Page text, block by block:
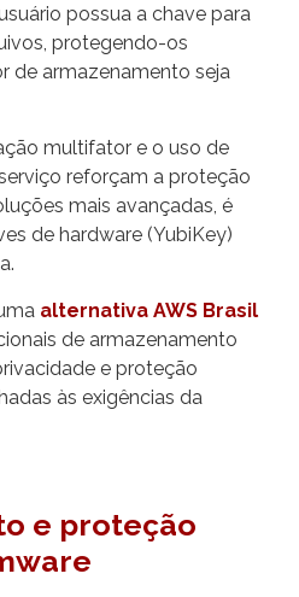
possua a chave para
protegendo-os
de armazenamento seja
multifator e o uso de
reforçam a proteção
mais avançadas, é
de hardware (YubiKey)
alternativa AWS Brasil
de armazenamento
e proteção
às exigências da
e proteção